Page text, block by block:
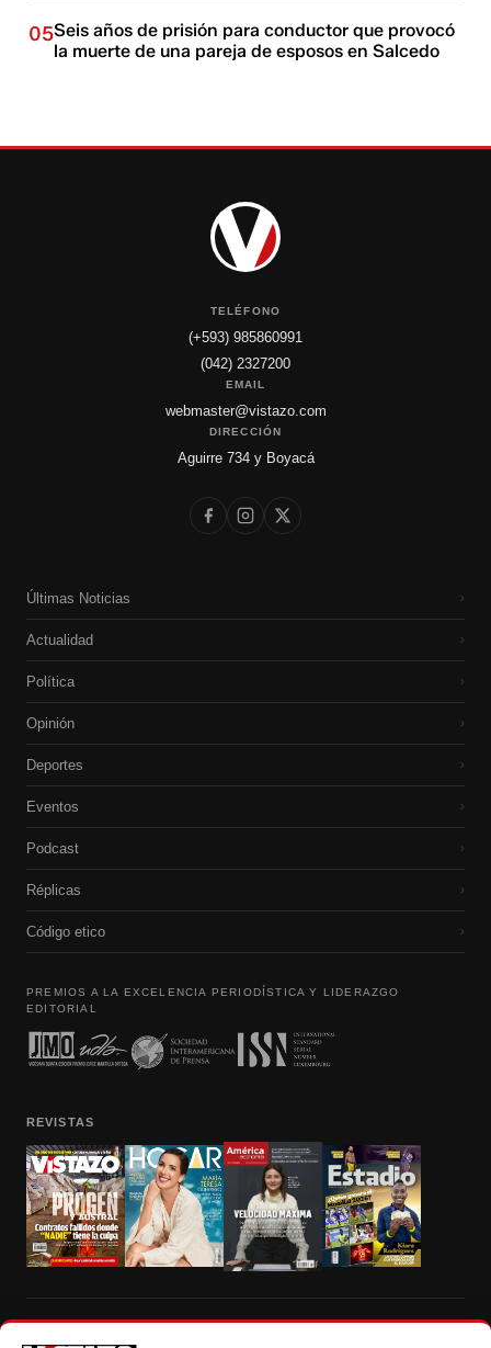
05Seis años de prisión para conductor que provocó
la muerte de una pareja de esposos en Salcedo
TELÉFONO
(+593) 985860991
(042) 2327200
EMAIL
webmaster@vistazo.com
DIRECCIÓN
Aguirre 734 y Boyacá
Últimas Noticias ›
Actualidad ›
Política ›
Opinión ›
Deportes ›
Eventos ›
Podcast ›
Réplicas ›
Código etico ›
PREMIOS A LA EXCELENCIA PERIODÍSTICA Y LIDERAZGO
EDITORIAL
REVISTAS